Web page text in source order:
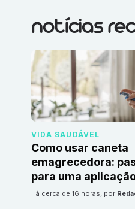
notícias
VIDA SAUDÁVEL
Como usar caneta
emagrecedora:
para uma
há cerca de 16 horas, por